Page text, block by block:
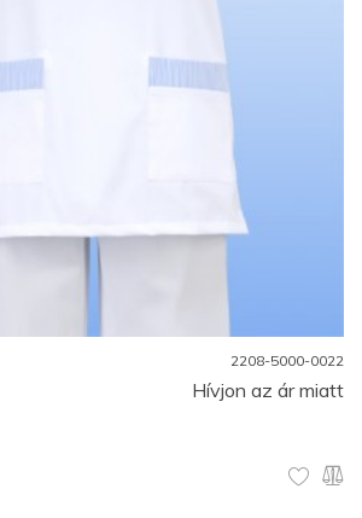
2208-5000-0022
Hívjon az ár miatt